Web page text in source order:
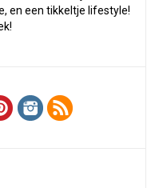
en een tikkeltje lifestyle!
!